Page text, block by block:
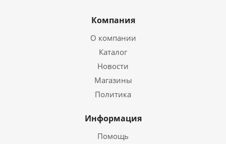
Компания
О компании
Каталог
Новости
Магазины
Политика
Информация
Помощь